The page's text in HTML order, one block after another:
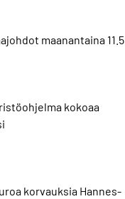
maanantaina 11.5.
kokoaa
korvauksia Hannes-